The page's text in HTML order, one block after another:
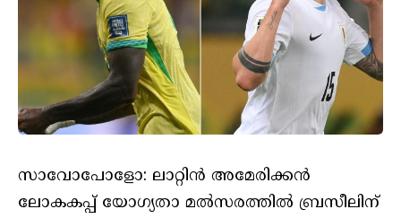
സാവോപോളോ: ലാറ്റിന്‍ അമേരിക്കന്‍
ലോകകപ്പ് യോഗ്യതാ മല്‍സരത്തില്‍ ബ്രസീലിന്